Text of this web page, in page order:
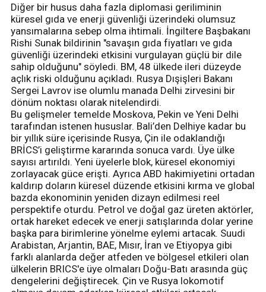
Diğer bir husus daha fazla diplomasi geriliminin
küresel gıda ve enerji güvenliği üzerindeki olumsuz
yansımalarına sebep olma ihtimali. İngiltere Başbakanı
Rishi Sunak bildirinin "savaşın gıda fiyatları ve gıda
güvenliği üzerindeki etkisini vurgulayan güçlü bir dile
sahip olduğunu" söyledi. BM, 48 ülkede ileri düzeyde
açlık riski olduğunu açıkladı. Rusya Dışişleri Bakanı
Sergei Lavrov ise olumlu manada Delhi zirvesini bir
dönüm noktası olarak nitelendirdi.
Bu gelişmeler temelde Moskova, Pekin ve Yeni Delhi
tarafından istenen hususlar. Bali’den Delhiye kadar bu
bir yıllık süre içerisinde Rusya, Çin ile odaklandığı
BRİCS’i geliştirme kararında sonuca vardı. Üye ülke
sayısı artırıldı. Yeni üyelerle blok, küresel ekonomiyi
zorlayacak güce erişti. Ayrıca ABD hakimiyetini ortadan
kaldırıp doların küresel düzende etkisini kırma ve global
bazda ekonominin yeniden dizayn edilmesi reel
perspektife oturdu. Petrol ve doğal gaz üreten aktörler,
ortak hareket edecek ve enerji satışlarında dolar yerine
başka para birimlerine yönelme eylemi artacak. Suudi
Arabistan, Arjantin, BAE, Mısır, İran ve Etiyopya gibi
farklı alanlarda değer atfeden ve bölgesel etkileri olan
ülkelerin BRICS'e üye olmaları Doğu-Batı arasında güç
dengelerini değiştirecek. Çin ve Rusya lokomotif